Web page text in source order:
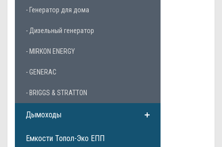
- Генератор для дома
- Дизельный генератор
- MIRKON ENERGY
- GENERAC
- BRIGGS & STRATTON
Дымоходы
Емкости Топол-Эко ЕПП